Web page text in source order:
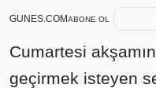
GUNES.COMABONE OL
Cumartesi
geçirmek isteyen